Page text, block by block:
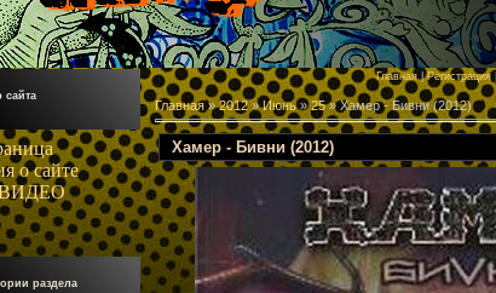
сайта
о сайте
раздела
Главная|Регистрация|
Главная»2012 » Июнь » 25» Хамер - Бивни (2012)
Хамер - Бивни (2012)